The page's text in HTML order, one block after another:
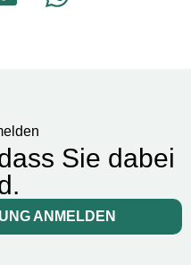
Sie dabei
ANMELDEN